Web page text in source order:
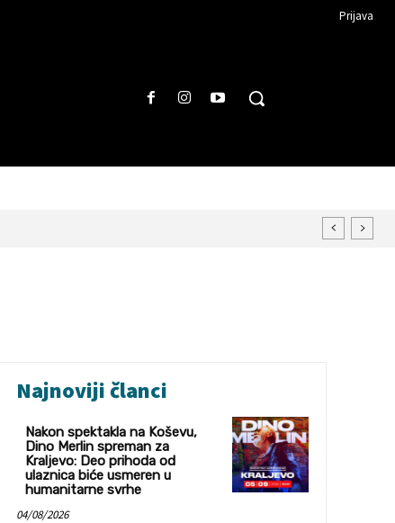
Prijava
Najnoviji članci
Nakon spektakla na Koševu,
Dino Merlin spreman za
Kraljevo: Deo prihoda od
ulaznica biće usmeren u
humanitarne svrhe
04/08/2026